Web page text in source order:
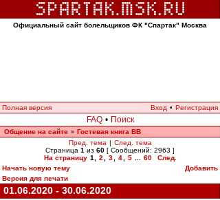
Официальный сайт болельщиков ФК "Спартак" Москва
Полная версия Вход • Регистрация
FAQ • Поиск
Общение на сайте » Гостевая книга ВВ
Пред. тема | След. тема
Страница 1 из 60 [ Сообщений: 2963 ]
На страницу 1 2 3 4 5 60
След.
Начать новую тему
Добавить
Версия для печати
01.06.2020 - 30.06.2020